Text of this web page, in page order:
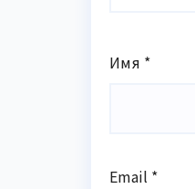
Имя *
Email *